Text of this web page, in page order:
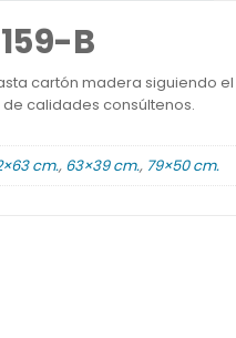
B
cartón madera siguiendo
calidades consúltenos.
cm., 63×39 cm., 79×50 cm.